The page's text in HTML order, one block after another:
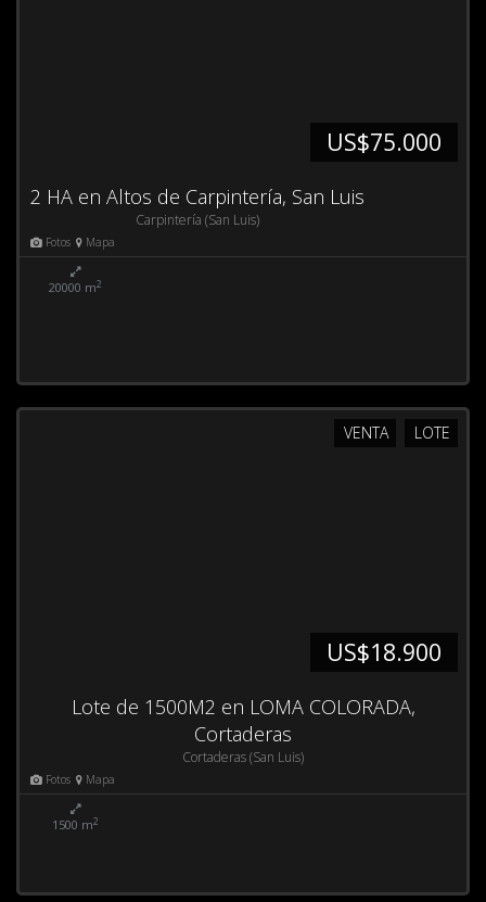
US$75.000
2 HA en Altos de Carpintería, San Luis
Carpintería (San Luis)
Fotos Mapa
20000 m2
LOTE
VENTA
US$18.900
Lote de 1500M2 en LOMA COLORADA,
Cortaderas
Cortaderas (San Luis)
Fotos Mapa
1500 m2